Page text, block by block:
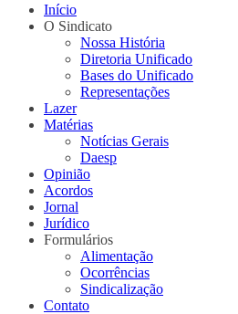
Início
O Sindicato
Nossa História
Diretoria Unificado
Bases do Unificado
Representações
Lazer
Matérias
Notícias Gerais
Daesp
Opinião
Acordos
Jornal
Jurídico
Formulários
Alimentação
Ocorrências
Sindicalização
Contato